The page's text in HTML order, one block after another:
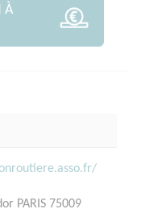
À
PARIS 75009